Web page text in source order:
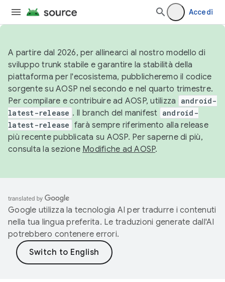
Accedi
A partire dal 2026, per allinearci al nostro modello di
sviluppo trunk stabile e garantire la stabilità della
piattaforma per l'ecosistema, pubblicheremo il codice
sorgente su AOSP nel secondo e nel quarto trimestre.
Per compilare e contribuire ad AOSP, utilizza
android-
latest-release . Il branch del manifest android-
latest-release farà sempre riferimento alla release
più recente pubblicata su AOSP. Per saperne di più,
consulta la sezione Modifiche ad AOSP.
Google utilizza la tecnologia AI per tradurre i contenuti
nella tua lingua preferita. Le traduzioni generate dall'AI
potrebbero contenere errori.